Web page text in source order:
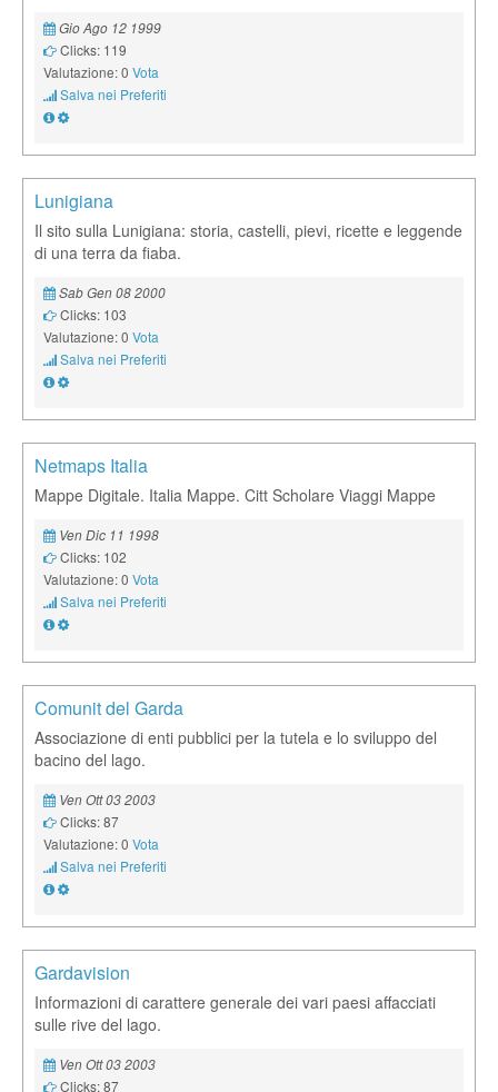
Gio Ago 12 1999
Clicks: 119
Valutazione: 0 Vota
Salva nei Preferiti
Lunigiana
Il sito sulla Lunigiana: storia, castelli, pievi, ricette e leggende
di una terra da fiaba.
Sab Gen 08 2000
Clicks: 103
Valutazione: 0 Vota
Salva nei Preferiti
Netmaps Italia
Mappe Digitale. Italia Mappe. Citt Scholare Viaggi Mappe
Ven Dic 11 1998
Clicks: 102
Valutazione: 0 Vota
Salva nei Preferiti
Comunit del Garda
Associazione di enti pubblici per la tutela e lo sviluppo del
bacino del lago.
Ven Ott 03 2003
Clicks: 87
Valutazione: 0 Vota
Salva nei Preferiti
Gardavision
Informazioni di carattere generale dei vari paesi affacciati
sulle rive del lago.
Ven Ott 03 2003
Clicks: 87